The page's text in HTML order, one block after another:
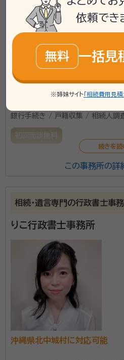
て、特に守秘義務に関しては
ご安心してご相談ください。 女性行政書士として、女性
の目線からきめ細やかなサー
ます。士業というと堅苦しい感
メージを持つ方も多いかと思
ください。
\「いい相続」にてご
お電話での
mail
銀行手続き / 戸籍収集 / 相続人調
初回面談無料
弊社は、行政書士・ファイナン
ぞれの知識を活かし、ワンス
いをさせていただきます。
この事務所の詳
相続・遺言専門の行政書士事
りこ行政書士事務所
沖縄県北中城村に対応可能
依頼でき
無料 一括見
※姉妹サイト 「相続費用見積